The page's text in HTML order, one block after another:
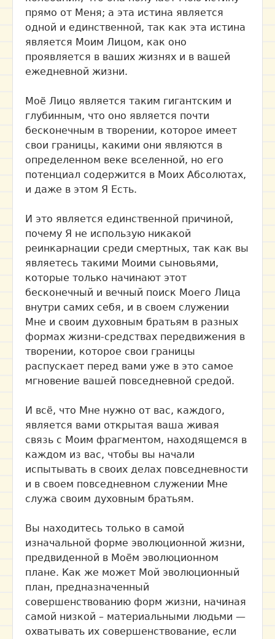
прямо от Меня; а эта истина является
одной и единственной, так как эта истина
является Моим Лицом, как оно
проявляется в ваших жизнях и в вашей
ежедневной жизни.
Моё Лицо является таким гигантским и
глубинным, что оно является почти
бесконечным в творении, которое имеет
свои границы, какими они являются в
определенном веке вселенной, но его
потенциал содержится в Моих Абсолютах,
и даже в этом Я Есть.
И это является единственной причиной,
почему Я не использую никакой
реинкарнации среди смертных, так как вы
являетесь такими Моими сыновьями,
которые только начинают этот
бесконечный и вечный поиск Моего Лица
внутри самих себя, и в своем служении
Мне и своим духовным братьям в разных
формах жизни-средствах передвижения в
творении, которое свои границы
распускает перед вами уже в это самое
мгновение вашей повседневной средой.
И всё, что Мне нужно от вас, каждого,
является вами открытая ваша живая
связь с Моим фрагментом, находящемся в
каждом из вас, чтобы вы начали
испытывать в своих делах повседневности
и в своем повседневном служении Мне
служа своим духовным братьям.
Вы находитесь только в самой
изначальной форме эволюционной жизни,
предвиденной в Моём эволюционном
плане. Как же может Мой эволюционный
план, предназначенный
совершенствованию форм жизни, начиная
самой низкой – материальными людьми —
охватывать их совершенствование, если